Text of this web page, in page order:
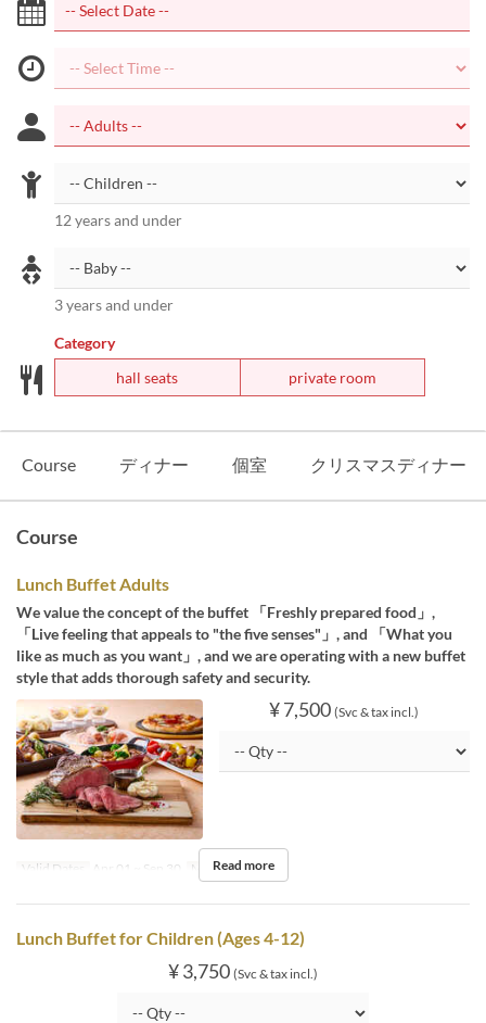
12 years and under
3 years and under
Category
hall seats
private room
Course ディナー 個室 クリスマスディナー
Course
Lunch Buffet Adults
We value the concept of the buffet 「Freshly prepared food」,
「Live feeling that appeals to "the five senses"」, and 「What you
like as much as you want」, and we are operating with a new buffet
style that adds thorough safety and security.
¥ 7,500 (Svc & tax incl.)
Valid Dates Apr 01 ~ Sep 30 Meals Lunch
Read more
Lunch Buffet for Children (Ages 4-12)
¥ 3,750 (Svc & tax incl.)